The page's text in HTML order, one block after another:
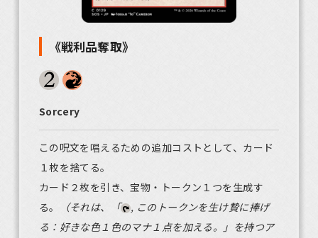
《戦利品奪取》
Sorcery
この呪文を唱えるための追加コストとして、カード
１枚を捨てる。
カード２枚を引き、宝物・トークン１つを生成す
る。
（それは、「
, このトークンを生け贄に捧げ
る：好きな色１色のマナ１点を加える。」を持つア